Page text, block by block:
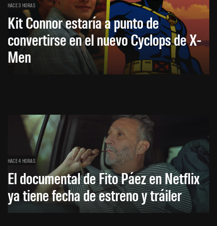
HACE 3 HORAS
Kit Connor estaría a punto de
convertirse en el nuevo Cyclops de X-
Men
HACE 4 HORAS
El documental de Fito Páez en Netflix
ya tiene fecha de estreno y tráiler